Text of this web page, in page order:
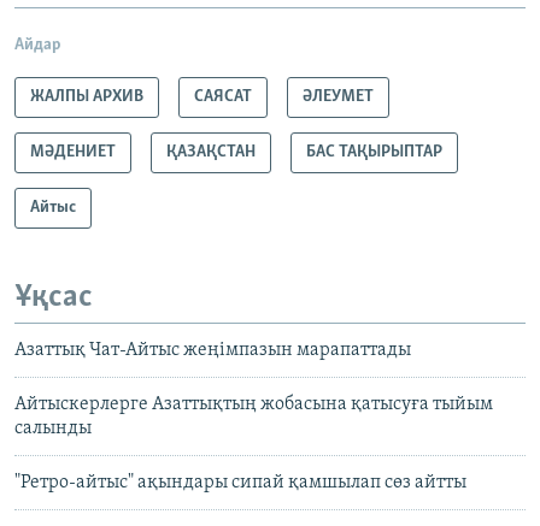
Айдар
ЖАЛПЫ АРХИВ САЯСАТ ӘЛЕУМЕТ
МӘДЕНИЕТ ҚАЗАҚСТАН БАС ТАҚЫРЫПТАР
Айтыс
Ұқсас
Азаттық Чат-Айтыс жеңімпазын марапаттады
Айтыскерлерге Азаттықтың жобасына қатысуға тыйым
салынды
"Ретро-айтыс" ақындары сипай қамшылап сөз айтты